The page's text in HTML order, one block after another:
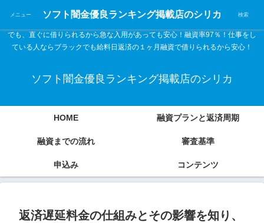
ソフト闇金優良ランキング 中小消費者金融在籍確認なし シリカなら24時間
でも、直ぐに借りられるから急な入用があっても安心！融資率97％！仕事をし
ている人ならブラックでも給料日返済の１ヶ月融資で借りられるから安心！
ソフト闇金優良ランキング掲載店のシリカ
HOME 融資プランと返済周期
融資までの流れ 審査基準
申込み コンテンツ
返済遅延料金の仕組みとその影響を知り、
メニュー ソフト闇金優良ランキング掲載店のシリカ 検索